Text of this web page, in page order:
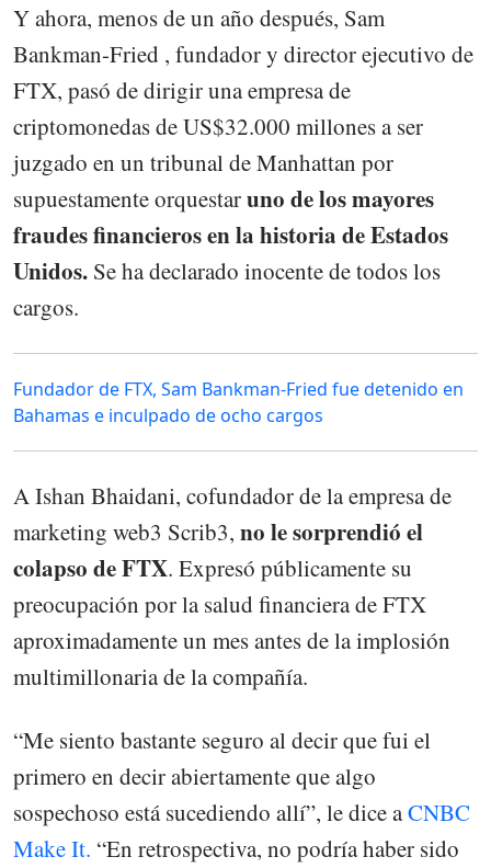
Y ahora, menos de un año después, Sam
Bankman-Fried , fundador y director ejecutivo de
FTX, pasó de dirigir una empresa de
criptomonedas de US$32.000 millones a ser
juzgado en un tribunal de Manhattan por
supuestamente orquestaruno de los mayores
fraudes financieros en la historia de Estados
Unidos. Se ha declarado inocente de todos los
cargos.
Fundador de FTX, Sam Bankman-Fried fue detenido en
Bahamas e inculpado de ocho cargos
A Ishan Bhaidani, cofundador de la empresa de
marketing web3 Scrib3, no le sorprendió el
colapso de FTX. Expresó públicamente su
preocupación por la salud financiera de FTX
aproximadamente un mes antes de la implosión
multimillonaria de la compañía.
“Me siento bastante seguro al decir que fui el
primero en decir abiertamente que algo
sospechoso está sucediendo allí”, le dice aCNBC
Make It. “En retrospectiva, no podría haber sido